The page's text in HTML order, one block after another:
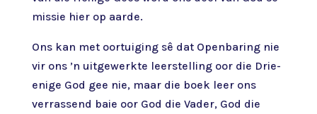
missie hier op aarde.
Ons kan met oortuiging sê dat Openbaring nie
vir ons ’n uitgewerkte leerstelling oor die Drie-
enige God gee nie, maar die boek leer ons
verrassend baie oor God die Vader, God die